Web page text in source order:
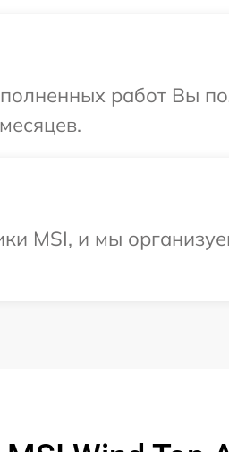
работ Вы
MSI, и мы